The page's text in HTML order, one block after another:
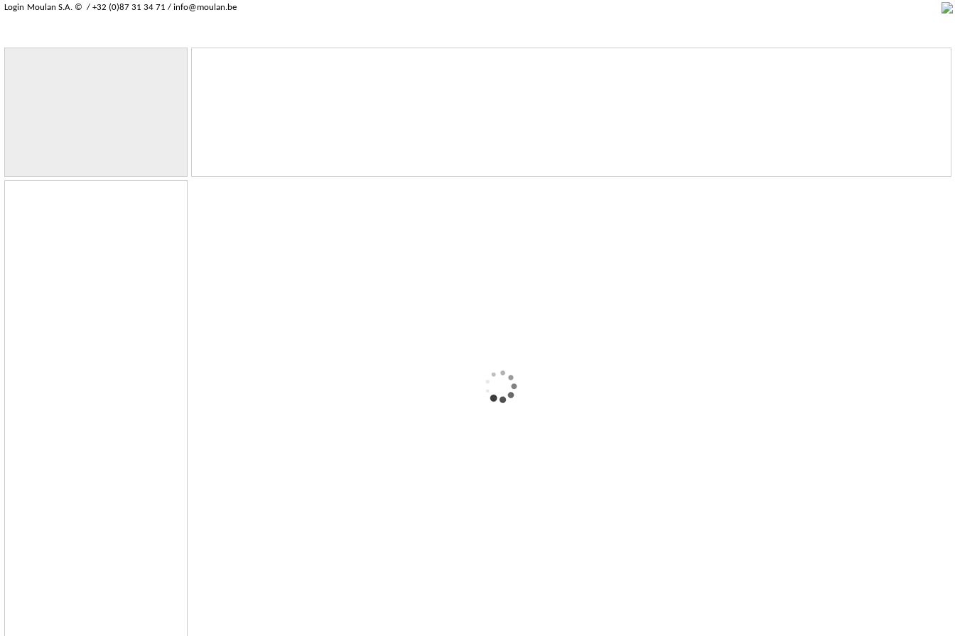
Login Moulan S.A. © / +32 (0)87 31 34 71 / info@moulan.be